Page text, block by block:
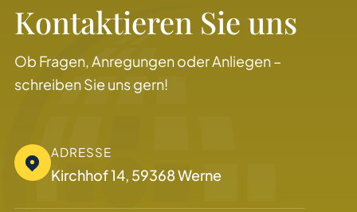
Kontaktieren Sie uns
Ob Fragen, Anregungen oder Anliegen –
schreiben Sie uns gern!
ADRESSE
Kirchhof 14, 59368 Werne